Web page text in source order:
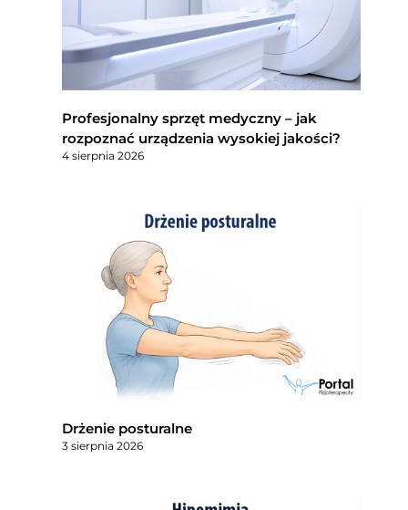
Profesjonalny sprzęt medyczny – jak
rozpoznać urządzenia wysokiej jakości?
4 sierpnia 2026
Drżenie posturalne
3 sierpnia 2026